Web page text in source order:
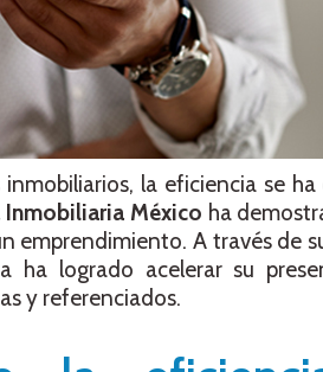
la eficiencia se
Inmobiliaria México ha
emprendimiento. A través de
ha logrado acelerar su
y referenciados.